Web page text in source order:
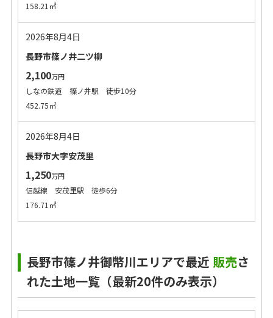
158.21㎡
2026年8月4日
長野市篠ノ井二ツ柳
2,100万円
しなの鉄道 篠ノ井駅 徒歩10分
452.75㎡
2026年8月4日
長野市大字安茂里
1,250万円
信越線 安茂里駅 徒歩6分
176.71㎡
長野市篠ノ井御幣川エリアで最近 販売さ
れた土地一覧（最新20件のみ表示）